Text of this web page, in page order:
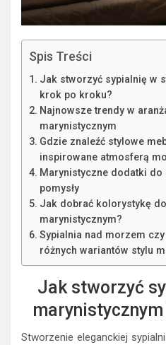
Spis Treści
Jak stworzyć sypialnię w
krok po kroku?
Najnowsze trendy w
marynistycznym
Gdzie znaleźć stylowe
inspirowane atmosferą
Marynistyczne dodatki
pomysły
Jak dobrać kolorystykę
marynistycznym?
Sypialnia nad morzem
różnych wariantów stylu
Jak stworzyć
Stworzenie eleganckiej